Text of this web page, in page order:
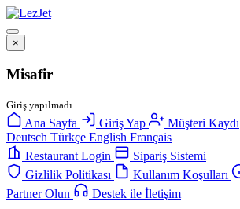
×
Misafir
Giriş yapılmadı
Ana Sayfa Giriş Yap
Müşteri Kaydı
Deutsch Türkçe English Français
Restaurant Login
Sipariş Sistemi
Gizlilik Politikası
Kullanım Koşulları
Partner Olun
Destek ile İletişim